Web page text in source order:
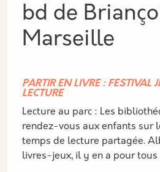
bd de
Marseille
PARTIR EN LIVRE : FESTIVAL
LECTURE
Lecture au parc : Les
rendez-vous aux enfants sur
temps de lecture partagée.
livres-jeux, il y en a pour tous